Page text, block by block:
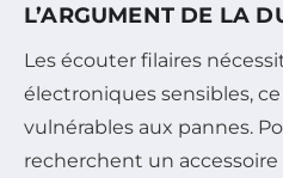
L’ARGUMENT DE LA
Les écouter filaires
électroniques sensibles,
vulnérables aux pannes.
recherchent un